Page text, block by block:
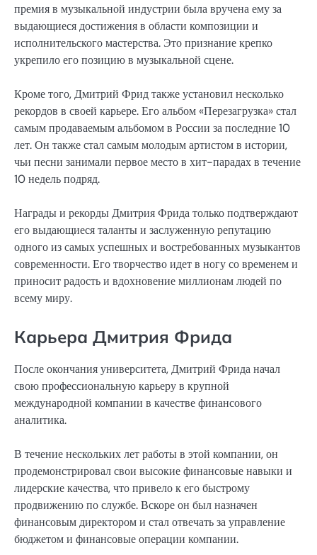
премия в музыкальной индустрии была вручена ему за
выдающиеся достижения в области композиции и
исполнительского мастерства. Это признание крепко
укрепило его позицию в музыкальной сцене.
Кроме того, Дмитрий Фрид также установил несколько
рекордов в своей карьере. Его альбом «Перезагрузка» стал
самым продаваемым альбомом в России за последние 10
лет. Он также стал самым молодым артистом в истории,
чьи песни занимали первое место в хит-парадах в течение
10 недель подряд.
Награды и рекорды Дмитрия Фрида только подтверждают
его выдающиеся таланты и заслуженную репутацию
одного из самых успешных и востребованных музыкантов
современности. Его творчество идет в ногу со временем и
приносит радость и вдохновение миллионам людей по
всему миру.
Карьера Дмитрия Фрида
После окончания университета, Дмитрий Фрида начал
свою профессиональную карьеру в крупной
международной компании в качестве финансового
аналитика.
В течение нескольких лет работы в этой компании, он
продемонстрировал свои высокие финансовые навыки и
лидерские качества, что привело к его быстрому
продвижению по службе. Вскоре он был назначен
финансовым директором и стал отвечать за управление
бюджетом и финансовые операции компании.